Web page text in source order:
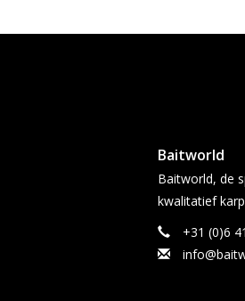
Baitworld
Baitworld, de
kwalitatief
+31 (0)6